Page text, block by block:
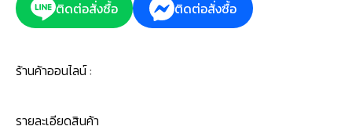
ติดต่อสั่งซื้อ
ติดต่อสั่งซื้อ
ร้านค้าออนไลน์ :
รายละเอียดสินค้า